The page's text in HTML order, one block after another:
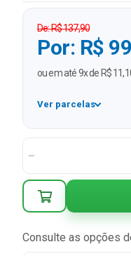
De: R$ 137,90
Por: R$
ou em até 9x de R$
Ver parcelas
1x
3x
4x
5x
Consulte as opções